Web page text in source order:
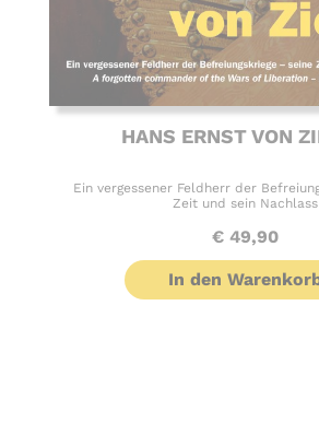
HANS ERNST VON
Ein vergessener Feldherr der
Zeit und sein Nachlass
€ 49,90
In den